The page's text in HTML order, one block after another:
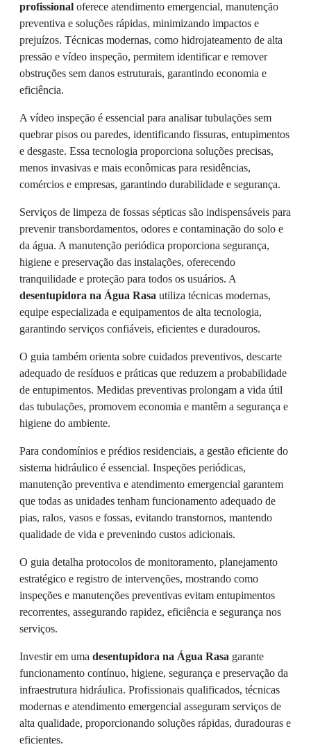
profissional oferece atendimento emergencial, manutenção
preventiva e soluções rápidas, minimizando impactos e
prejuízos. Técnicas modernas, como hidrojateamento de alta
pressão e vídeo inspeção, permitem identificar e remover
obstruções sem danos estruturais, garantindo economia e
eficiência.
A vídeo inspeção é essencial para analisar tubulações sem
quebrar pisos ou paredes, identificando fissuras, entupimentos
e desgaste. Essa tecnologia proporciona soluções precisas,
menos invasivas e mais econômicas para residências,
comércios e empresas, garantindo durabilidade e segurança.
Serviços de limpeza de fossas sépticas são indispensáveis para
prevenir transbordamentos, odores e contaminação do solo e
da água. A manutenção periódica proporciona segurança,
higiene e preservação das instalações, oferecendo
tranquilidade e proteção para todos os usuários. A
desentupidora na Água Rasa utiliza técnicas modernas,
equipe especializada e equipamentos de alta tecnologia,
garantindo serviços confiáveis, eficientes e duradouros.
O guia também orienta sobre cuidados preventivos, descarte
adequado de resíduos e práticas que reduzem a probabilidade
de entupimentos. Medidas preventivas prolongam a vida útil
das tubulações, promovem economia e mantêm a segurança e
higiene do ambiente.
Para condomínios e prédios residenciais, a gestão eficiente do
sistema hidráulico é essencial. Inspeções periódicas,
manutenção preventiva e atendimento emergencial garantem
que todas as unidades tenham funcionamento adequado de
pias, ralos, vasos e fossas, evitando transtornos, mantendo
qualidade de vida e prevenindo custos adicionais.
O guia detalha protocolos de monitoramento, planejamento
estratégico e registro de intervenções, mostrando como
inspeções e manutenções preventivas evitam entupimentos
recorrentes, assegurando rapidez, eficiência e segurança nos
serviços.
Investir em uma desentupidora na Água Rasa garante
funcionamento contínuo, higiene, segurança e preservação da
infraestrutura hidráulica. Profissionais qualificados, técnicas
modernas e atendimento emergencial asseguram serviços de
alta qualidade, proporcionando soluções rápidas, duradouras e
eficientes.